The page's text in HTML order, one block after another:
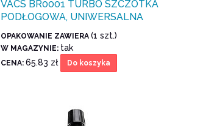
VACS BR0001 TURBO SZCZOTKA
PODŁOGOWA, UNIWERSALNA
OPAKOWANIE ZAWIERA(1 szt.)
W MAGAZYNIE: tak
CENA:65.83 zł Do koszyka